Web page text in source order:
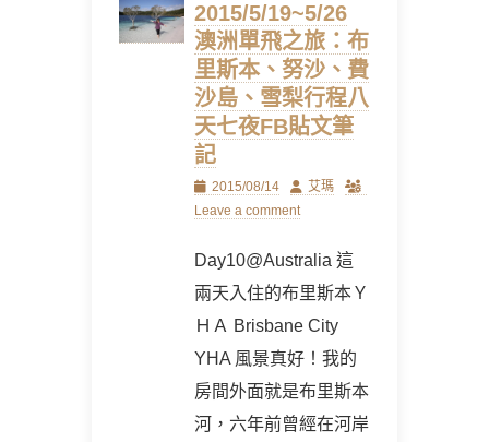
2015/5/19~5/26
澳洲單飛之旅：布
里斯本、努沙、費
沙島、雪梨行程八
天七夜FB貼文筆
記
Posted
on
2015/08/14 Author
艾瑪
Leave a comment
Day10@Australia 這
兩天入住的布里斯本Ｙ
ＨＡ Brisbane City
YHA 風景真好！我的
房間外面就是布里斯本
河，六年前曾經在河岸